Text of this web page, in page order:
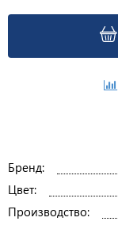
Бренд:
Цвет:
Производство: